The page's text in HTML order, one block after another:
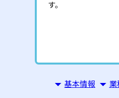
す。
基本情報 業